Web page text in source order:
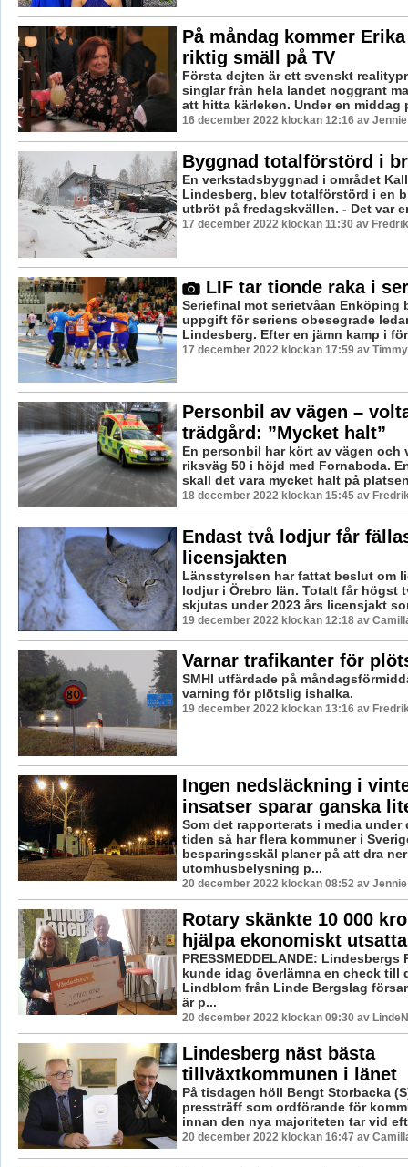
På måndag kommer
riktig smäll på TV
Första dejten är ett svenskt
singlar från hela landet noggrant
att hitta kärleken. Under en middag
16 december 2022 klockan 12:16 av
Byggnad totalförstörd i
En verkstadsbyggnad i området
Lindesberg, blev totalförstörd i en
utbröt på fredagskvällen. - Det var
17 december 2022 klockan 11:30 av
LIF tar tionde raka i
Seriefinal mot serietvåan Enköping
uppgift för seriens obesegrade
Lindesberg. Efter en jämn kamp i
17 december 2022 klockan 17:59 av
Personbil av vägen –
trädgård: ”Mycket halt”
En personbil har kört av vägen och
riksväg 50 i höjd med Fornaboda.
skall det vara mycket halt på
18 december 2022 klockan 15:45 av
Endast två lodjur får
licensjakten
Länsstyrelsen har fattat beslut om
lodjur i Örebro län. Totalt får högst
skjutas under 2023 års licensjakt
19 december 2022 klockan 12:18 av
Varnar trafikanter för
SMHI utfärdade på
varning för plötslig ishalka.
19 december 2022 klockan 13:16 av
Ingen nedsläckning i
insatser sparar ganska
Som det rapporterats i media under
tiden så har flera kommuner i
besparingsskäl planer på att dra
utomhusbelysning p...
20 december 2022 klockan 08:52 av
Rotary skänkte 10 000
hjälpa ekonomiskt
PRESSMEDDELANDE: Lindesbergs
kunde idag överlämna en check till
Lindblom från Linde Bergslag
är p...
20 december 2022 klockan 09:30 av
Lindesberg näst bästa
tillväxtkommunen i länet
På tisdagen höll Bengt Storbacka
pressträff som ordförande för
innan den nya majoriteten tar vid
20 december 2022 klockan 16:47 av